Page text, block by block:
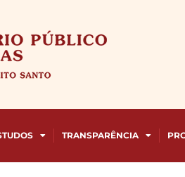
TRANSPARÊNCIA